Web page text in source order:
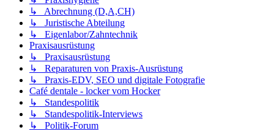
↳ Abrechnung (D,A,CH)
↳ Juristische Abteilung
↳ Eigenlabor/Zahntechnik
Praxisausrüstung
↳ Praxisausrüstung
↳ Reparaturen von Praxis-Ausrüstung
↳ Praxis-EDV, SEO und digitale Fotografie
Café dentale - locker vom Hocker
↳ Standespolitik
↳ Standespolitik-Interviews
↳ Politik-Forum